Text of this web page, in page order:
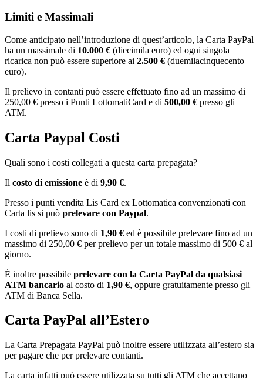
Limiti e Massimali
Come anticipato nell’introduzione di quest’articolo, la Carta PayPal
ha un massimale di 10.000 € (diecimila euro) ed ogni singola
ricarica non può essere superiore ai 2.500 € (duemilacinquecento
euro).
Il prelievo in contanti può essere effettuato fino ad un massimo di
250,00 € presso i Punti LottomatiCard e di 500,00 € presso gli
ATM.
Carta Paypal Costi
Quali sono i costi collegati a questa carta prepagata?
Il costo di emissione è di 9,90 €.
Presso i punti vendita Lis Card ex Lottomatica convenzionati con
Carta lis si può prelevare con Paypal.
I costi di prelievo sono di 1,90 € ed è possibile prelevare fino ad un
massimo di 250,00 € per prelievo per un totale massimo di 500 € al
giorno.
È inoltre possibile prelevare con la Carta PayPal da qualsiasi
ATM bancario al costo di 1,90 €, oppure gratuitamente presso gli
ATM di Banca Sella.
Carta PayPal all’Estero
La Carta Prepagata PayPal può inoltre essere utilizzata all’estero sia
per pagare che per prelevare contanti.
La carta infatti può essere utilizzata su tutti gli ATM che accettano